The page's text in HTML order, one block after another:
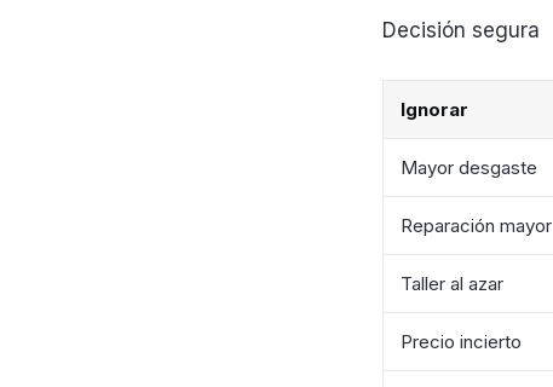
Decisión segura
Ignorar
Mayor desgaste
Reparación mayor
Taller al azar
Precio incierto